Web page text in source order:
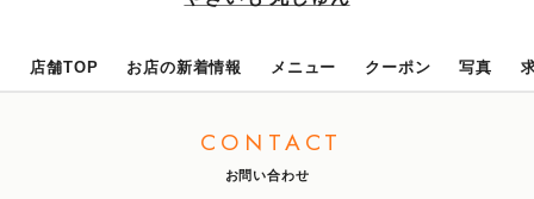
店舗TOP お店の新着情報 メニュー クーポン 写真
CONTACT
お問い合わせ